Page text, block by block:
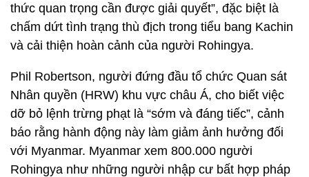
thức quan trọng cần được giải quyết”, đặc biệt là
chấm dứt tình trạng thù địch trong tiểu bang Kachin
và cải thiện hoàn cảnh của người Rohingya.
Phil Robertson, người đứng đầu tổ chức Quan sát
Nhân quyền (HRW) khu vực châu Á, cho biết việc
dỡ bỏ lệnh trừng phạt là “sớm và đáng tiếc”, cảnh
báo rằng hành động này làm giảm ảnh hưởng đối
với Myanmar. Myanmar xem 800.000 người
Rohingya như những người nhập cư bất hợp pháp